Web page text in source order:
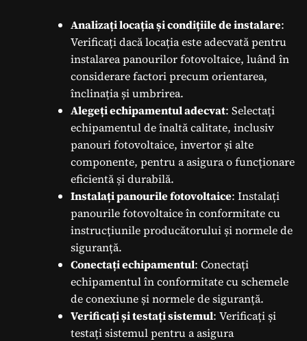
Analizați locația și condițiile de instalare:
Verificați dacă locația este adecvată pentru
instalarea panourilor fotovoltaice, luând în
considerare factori precum orientarea,
înclinația și umbrirea.
Alegeți echipamentul adecvat: Selectați
echipamentul de înaltă calitate, inclusiv
panouri fotovoltaice, invertor și alte
componente, pentru a asigura o funcționare
eficientă și durabilă.
Instalați panourile fotovoltaice: Instalați
panourile fotovoltaice în conformitate cu
instrucțiunile producătorului și normele de
siguranță.
Conectați echipamentul: Conectați
echipamentul în conformitate cu schemele
de conexiune și normele de siguranță.
Verificați și testați sistemul: Verificați și
testați sistemul pentru a asigura